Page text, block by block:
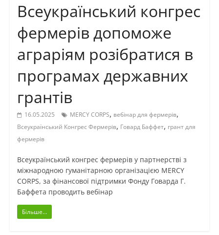
Всеукраїнський конгрес
фермерів допоможе
аграріям розібратися в
програмах державних
грантів
16.05.2025 MERCY CORPS, вебінар для фермерів,
Всеукраїнський Конгрес Фермерів, Говард Баффет, грант для
фермерів
Всеукраїнський конгрес фермерів у партнерстві з
міжнародною гуманітарною організацією MERCY
CORPS, за фінансової підтримки Фонду Говарда Г.
Баффета проводить вебінар
Більше...